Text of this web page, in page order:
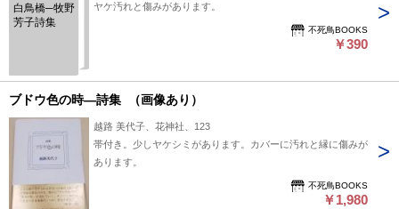
白鳥橋─牧野
芳子詩集
ヤケ汚れと傷みがあります。
不死鳥BOOKS
￥390
ブドウ色の時―詩集 （画像あり）
越路 美代子、花神社、123
帯付き。少しヤケシミがあります。カバーに汚れと縁に傷みが
あります。
不死鳥BOOKS
￥1,980